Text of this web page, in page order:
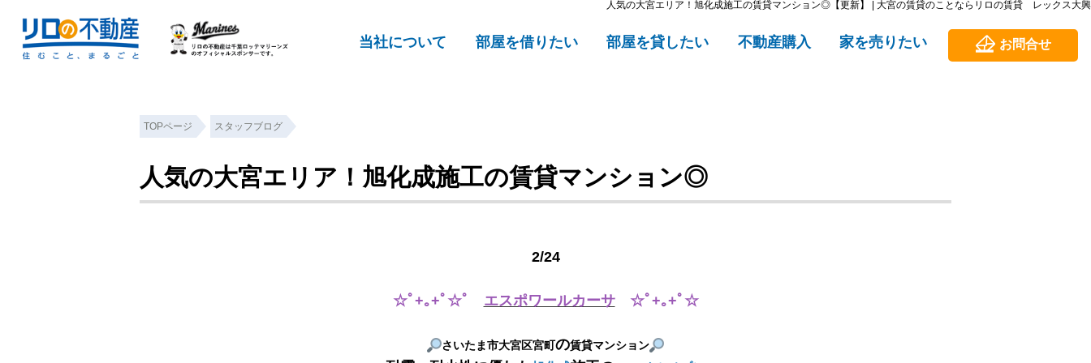
人気の大宮エリア！旭化成施工の賃貸マンション◎【更新】 | 大宮の賃貸のことならリロの賃貸 レックス大興
当社について 部屋を借りたい 部屋を貸したい 不動産購入 家を売りたい お問合せ
TOPページ スタッフブログ
人気の大宮エリア！旭化成施工の賃貸マンション◎
2/24
☆ﾟ+｡+ﾟ☆ﾟ エスポワールカーサ☆ﾟ+｡+ﾟ☆
さいたま市大宮区宮町の賃貸マンション